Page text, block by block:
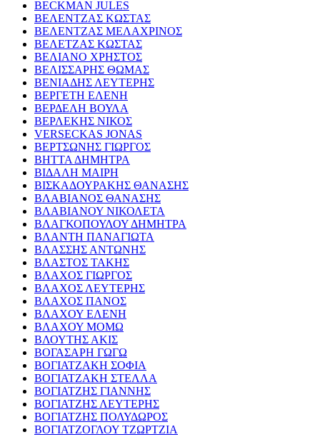
BECKMAN JULES
ΒΕΛΕΝΤΖΑΣ ΚΩΣΤΑΣ
ΒΕΛΕΝΤΖΑΣ ΜΕΛΑΧΡΙΝΟΣ
ΒΕΛΕΤΖΑΣ ΚΩΣΤΑΣ
ΒΕΛΙΑΝΟ ΧΡΗΣΤΟΣ
ΒΕΛΙΣΣΑΡΗΣ ΘΩΜΑΣ
ΒΕΝΙΑΔΗΣ ΛΕΥΤΕΡΗΣ
ΒΕΡΓΕΤΗ ΕΛΕΝΗ
ΒΕΡΔΕΛΗ ΒΟΥΛΑ
ΒΕΡΛΕΚΗΣ ΝΙΚΟΣ
VERSECKAS JONAS
ΒΕΡΤΣΩΝΗΣ ΓΙΩΡΓΟΣ
ΒΗΤΤΑ ΔΗΜΗΤΡΑ
ΒΙΔΑΛΗ ΜΑΙΡΗ
ΒΙΣΚΑΔΟΥΡΑΚΗΣ ΘΑΝΑΣΗΣ
ΒΛΑΒΙΑΝΟΣ ΘΑΝΑΣΗΣ
ΒΛΑΒΙΑΝΟΥ ΝΙΚΟΛΕΤΑ
ΒΛΑΓΚΟΠΟΥΛΟΥ ΔΗΜΗΤΡΑ
ΒΛΑΝΤΗ ΠΑΝΑΓΙΩΤΑ
ΒΛΑΣΣΗΣ ΑΝΤΩΝΗΣ
ΒΛΑΣΤΟΣ ΤΑΚΗΣ
ΒΛΑΧΟΣ ΓΙΩΡΓΟΣ
ΒΛΑΧΟΣ ΛΕΥΤΕΡΗΣ
ΒΛΑΧΟΣ ΠΑΝΟΣ
ΒΛΑΧΟΥ ΕΛΕΝΗ
ΒΛΑΧΟΥ ΜΟΜΩ
ΒΛΟΥΤΗΣ ΑΚΙΣ
ΒΟΓΑΣΑΡΗ ΓΩΓΩ
ΒΟΓΙΑΤΖΑΚΗ ΣΟΦΙΑ
ΒΟΓΙΑΤΖΑΚΗ ΣΤΕΛΛΑ
ΒΟΓΙΑΤΖΗΣ ΓΙΑΝΝΗΣ
ΒΟΓΙΑΤΖΗΣ ΛΕΥΤΕΡΗΣ
ΒΟΓΙΑΤΖΗΣ ΠΟΛΥΔΩΡΟΣ
ΒΟΓΙΑΤΖΟΓΛΟΥ ΤΖΩΡΤΖΙΑ